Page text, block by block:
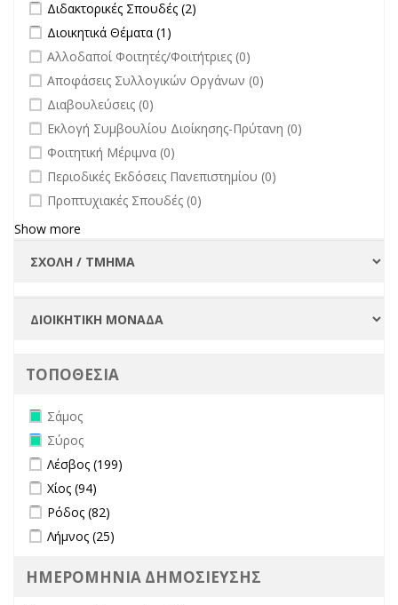
Apply Διδακτορικές Σπουδές filter
Διδακτορικές Σπουδές (2)
Apply Διοικητικά Θέματα filter
Διοικητικά Θέματα (1)
undefined
Αλλοδαποί Φοιτητές/Φοιτήτριες (0)
undefined
Αποφάσεις Συλλογικών Οργάνων (0)
undefined
Διαβουλεύσεις (0)
undefined
Εκλογή Συμβουλίου Διοίκησης-Πρύτανη (0)
undefined
Φοιτητική Μέριμνα (0)
undefined
Περιοδικές Εκδόσεις Πανεπιστημίου (0)
undefined
Προπτυχιακές Σπουδές (0)
Show more
ΤΟΠΟΘΕΣΙΑ
Remove Σάμος filter
Σάμος
Remove Σύρος filter
Σύρος
Apply Λέσβος filter
Λέσβος (199)
Apply Χίος filter
Χίος (94)
Apply Ρόδος filter
Ρόδος (82)
Apply Λήμνος filter
Λήμνος (25)
ΗΜΕΡΟΜΗΝΙΑ ΔΗΜΟΣΙΕΥΣΗΣ